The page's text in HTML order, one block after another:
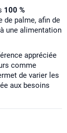
100 %
de palme, afin de
une alimentation
appréciée
comme
de varier les
aux besoins